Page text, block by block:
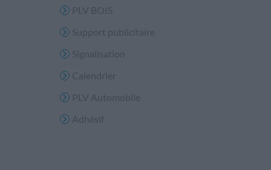
PLV BOIS
Support publicitaire
Signalisation
Calendrier
PLV Automobile
Adhésif